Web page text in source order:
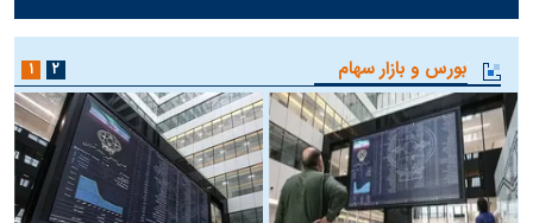
بورس و بازار سهام ۱ ۲